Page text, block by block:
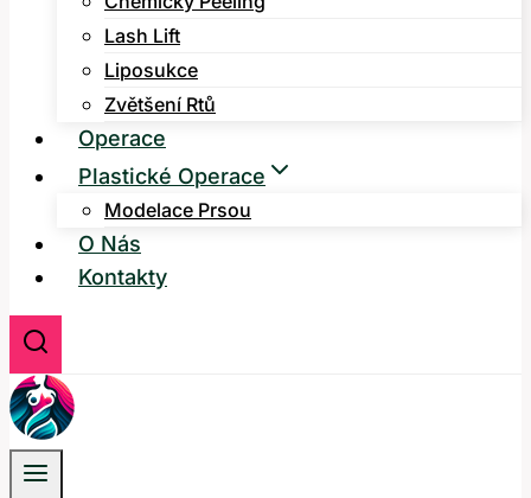
Lash Lift
Liposukce
Zvětšení Rtů
Operace
Plastické Operace
Modelace Prsou
O Nás
Kontakty